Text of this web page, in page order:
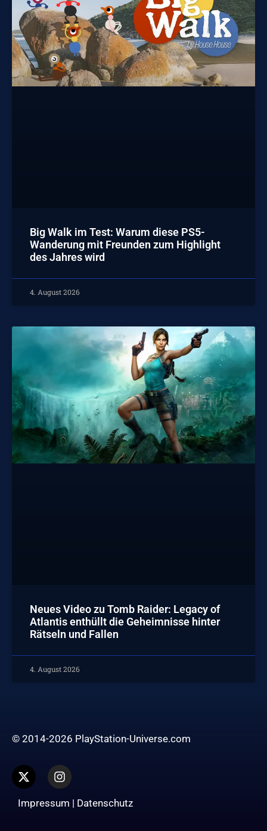
Big Walk im Test: Warum diese PS5-
Wanderung mit Freunden zum Highlight
des Jahres wird
4. August 2026
Neues Video zu Tomb Raider: Legacy of
Atlantis enthüllt die Geheimnisse hinter
Rätseln und Fallen
4. August 2026
© 2014-2026 PlayStation-Universe.com
Impressum | Datenschutz